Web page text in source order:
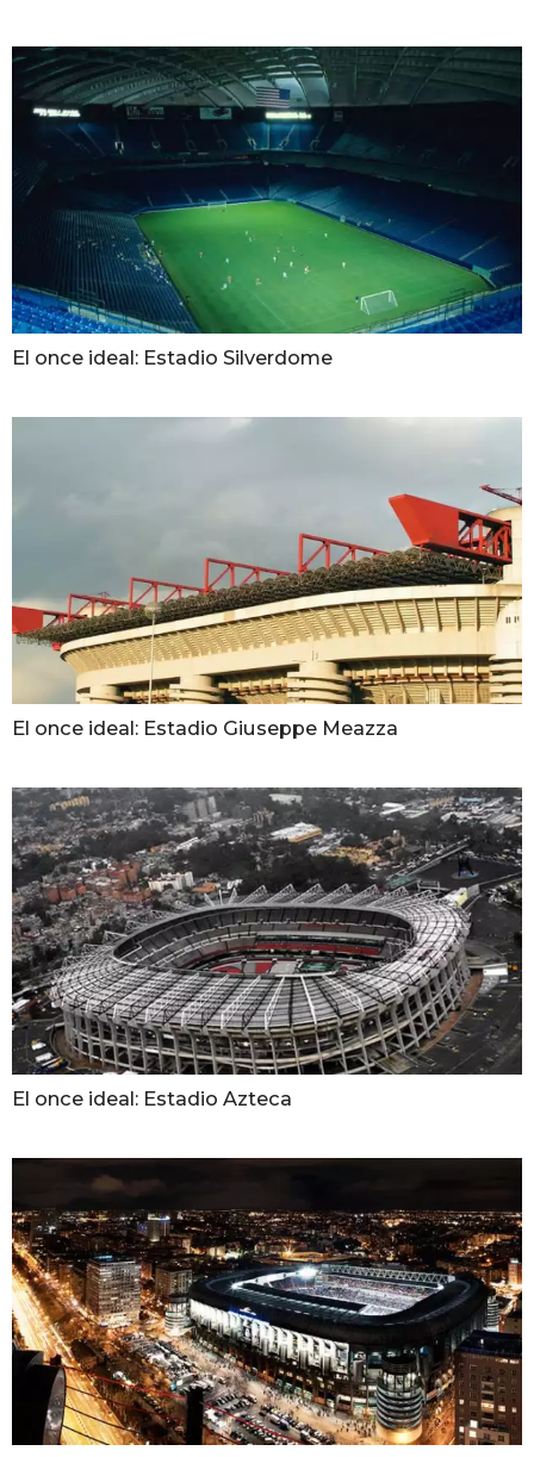
El once ideal: Estadio Silverdome
El once ideal: Estadio Giuseppe Meazza
El once ideal: Estadio Azteca